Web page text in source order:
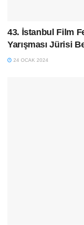
43. İstanbul Film
Yarışması Jürisi
24 OCAK 2024